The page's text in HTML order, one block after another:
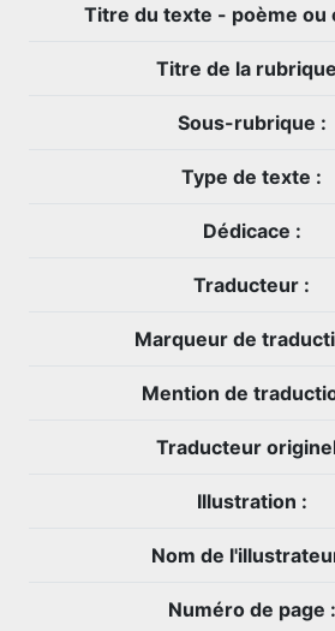
Titre du texte - poème ou
Titre de la
Sous-rubrique :
Type de texte :
Dédicace :
Traducteur :
Marqueur de
Mention de
Traducteur
Illustration :
Nom de
Numéro de page :